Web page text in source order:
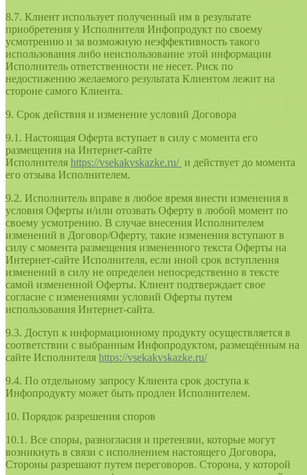
8.7. Клиент использует полученный им в результате
приобретения у Исполнителя Инфопродукт по своему
усмотрению и за возможную неэффективность такого
использования либо неиспользование этой информации
Исполнитель ответственности не несет. Риск по
недостижению желаемого результата Клиентом лежит на
стороне самого Клиента.
9. Срок действия и изменение условий Договора
9.1. Настоящая Оферта вступает в силу с момента его
размещения на Интернет-сайте
Исполнителя https://vsekakvskazke.ru/ и действует до момента
его отзыва Исполнителем.
9.2. Исполнитель вправе в любое время внести изменения в
условия Оферты и/или отозвать Оферту в любой момент по
своему усмотрению. В случае внесения Исполнителем
изменений в Договор/Оферту, такие изменения вступают в
силу с момента размещения измененного текста Оферты на
Интернет-сайте Исполнителя, если иной срок вступления
изменений в силу не определен непосредственно в тексте
самой измененной Оферты. Клиент подтверждает свое
согласие с изменениями условий Оферты путем
использования Интернет-сайта.
9.3. Доступ к информационному продукту осуществляется в
соответствии с выбранным Инфопродуктом, размещённым на
сайте Исполнителя https://vsekakvskazke.ru/
9.4. По отдельному запросу Клиента срок доступа к
Инфопродукту может быть продлен Исполнителем.
10. Порядок разрешения споров
10.1. Все споры, разногласия и претензии, которые могут
возникнуть в связи с исполнением настоящего Договора,
Стороны разрешают путем переговоров. Сторона, у которой